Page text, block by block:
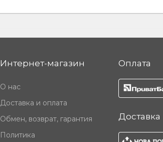
Интернет-магазин
О нас
Доставка и оплата
Обмен, возврат, гарантия
Политика
Оплата
Доставка